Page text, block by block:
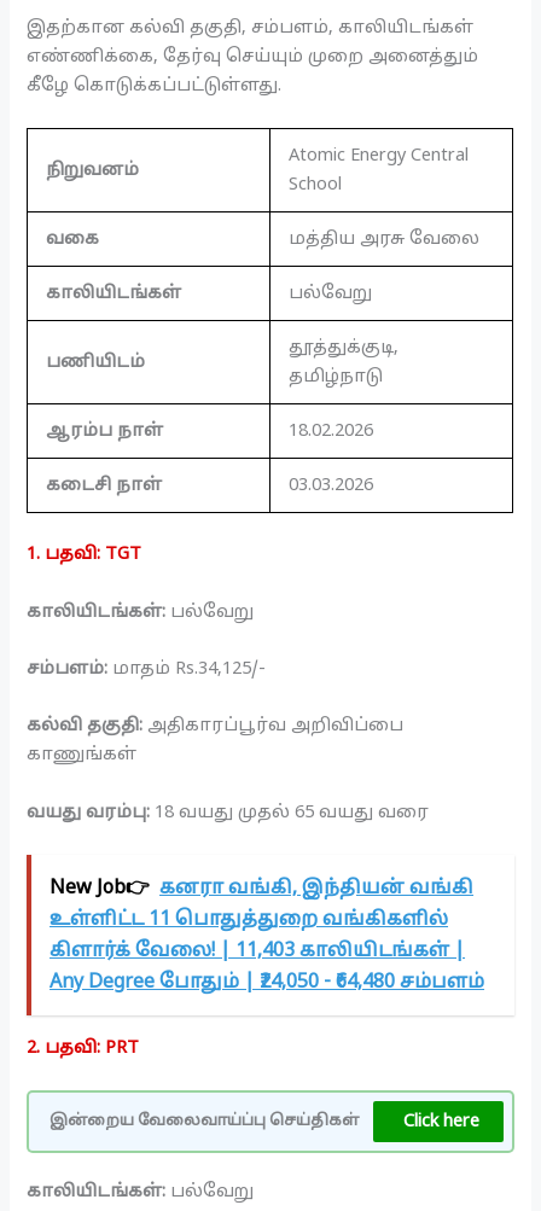
இதற்கான கல்வி தகுதி, சம்பளம், காலியிடங்கள்
எண்ணிக்கை, தேர்வு செய்யும் முறை அனைத்தும்
கீழே கொடுக்கப்பட்டுள்ளது.
நிறுவனம்
Atomic Energy Central
School
வகை மத்திய அரசு வேலை
காலியிடங்கள் பல்வேறு
பணியிடம்
தூத்துக்குடி,
தமிழ்நாடு
ஆரம்ப நாள் 18.02.2026
கடைசி நாள் 03.03.2026
1. பதவி: TGT
காலியிடங்கள்: பல்வேறு
சம்பளம்: மாதம் Rs.34,125/-
கல்வி தகுதி: அதிகாரப்பூர்வ அறிவிப்பை
காணுங்கள்
வயது வரம்பு: 18 வயது முதல் 65 வயது வரை
New Job👉 கனரா வங்கி, இந்தியன் வங்கி
உள்ளிட்ட 11 பொதுத்துறை வங்கிகளில்
கிளார்க் வேலை! | 11,403 காலியிடங்கள் |
Any Degree போதும் | ₹24,050 - ₹64,480 சம்பளம்
2. பதவி: PRT
இன்றைய வேலைவாய்ப்பு செய்திகள் Click here
காலியிடங்கள்: பல்வேறு